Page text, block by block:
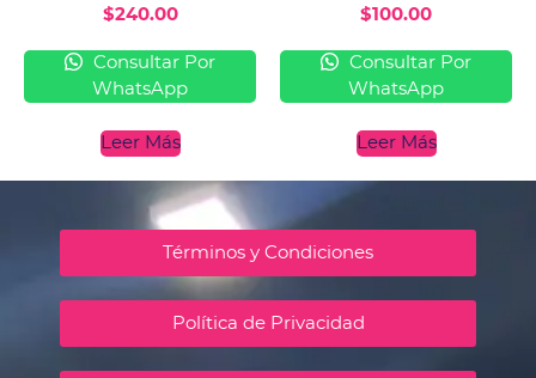
$240.00
Consultar Por
WhatsApp
Leer Más
$100.00
Consultar Por
WhatsApp
Leer Más
Términos y Condiciones
Política de Privacidad